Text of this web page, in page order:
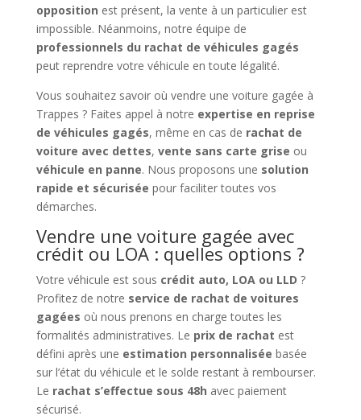
opposition est présent, la vente à un particulier est
impossible. Néanmoins, notre équipe de
professionnels du rachat de véhicules gagés
peut reprendre votre véhicule en toute légalité.
Vous souhaitez savoir où vendre une voiture gagée à
Trappes ? Faites appel à notre expertise en reprise
de véhicules gagés, même en cas de rachat de
voiture avec dettes, vente sans carte grise ou
véhicule en panne. Nous proposons une solution
rapide et sécurisée pour faciliter toutes vos
démarches.
Vendre une voiture gagée avec
crédit ou LOA : quelles options ?
Votre véhicule est sous crédit auto, LOA ou LLD ?
Profitez de notre service de rachat de voitures
gagées où nous prenons en charge toutes les
formalités administratives. Le prix de rachat est
défini après une estimation personnalisée basée
sur l’état du véhicule et le solde restant à rembourser.
Le rachat s’effectue sous 48h avec paiement
sécurisé.